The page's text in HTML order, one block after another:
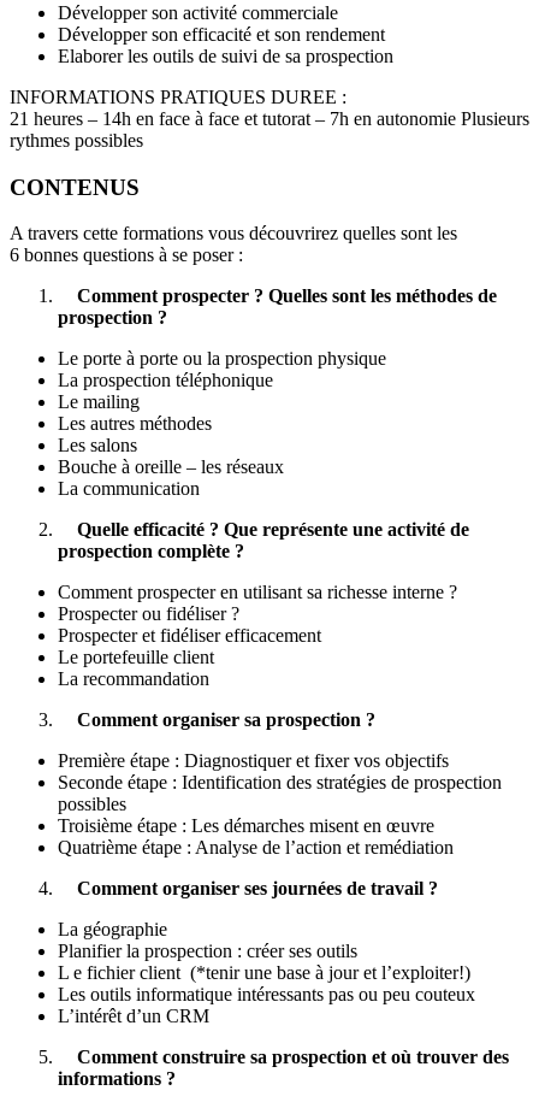
Développer son activité commerciale
Développer son efficacité et son rendement
Elaborer les outils de suivi de sa prospection
INFORMATIONS PRATIQUES DUREE :
21 heures – 14h en face à face et tutorat – 7h en autonomie Plusieurs
rythmes possibles
CONTENUS
A travers cette formations vous découvrirez quelles sont les
6 bonnes questions à se poser :
Comment prospecter ? Quelles sont les méthodes de
prospection ?
Le porte à porte ou la prospection physique
La prospection téléphonique
Le mailing
Les autres méthodes
Les salons
Bouche à oreille – les réseaux
La communication
Quelle efficacité ? Que représente une activité de
prospection complète ?
Comment prospecter en utilisant sa richesse interne ?
Prospecter ou fidéliser ?
Prospecter et fidéliser efficacement
Le portefeuille client
La recommandation
Comment organiser sa prospection ?
Première étape : Diagnostiquer et fixer vos objectifs
Seconde étape : Identification des stratégies de prospection
possibles
Troisième étape : Les démarches misent en œuvre
Quatrième étape : Analyse de l’action et remédiation
Comment organiser ses journées de travail ?
La géographie
Planifier la prospection : créer ses outils
L e fichier client (*tenir une base à jour et l’exploiter!)
Les outils informatique intéressants pas ou peu couteux
L’intérêt d’un CRM
Comment construire sa prospection et où trouver des
informations ?